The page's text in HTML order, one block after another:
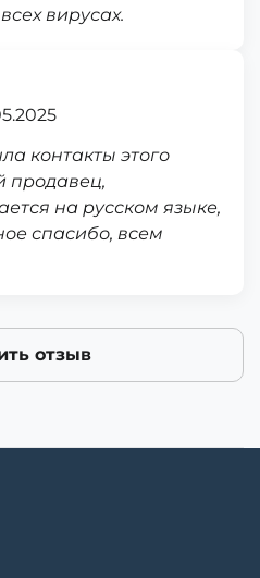
вирусах.
контакты этого
продавец,
на русском языке,
спасибо, всем
отзыв